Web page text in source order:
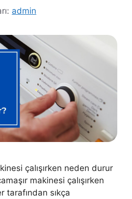
admin
çalışırken neden durur
makinesi çalışırken
tarafından sıkça